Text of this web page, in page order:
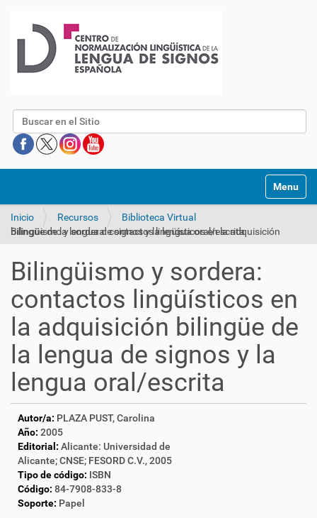
Buscar
Mostrar/
Inicio Recursos
Biblioteca Virtual
Bilingüismo y sordera: contactos lingüísticos en la adquisición bilingüe de la lengua de signos y la lengua oral/escrita
Bilingüismo y sordera:
contactos lingüísticos en
la adquisición bilingüe de
la lengua de signos y la
lengua oral/escrita
Autor/a: PLAZA PUST, Carolina
Año: 2005
Editorial: Alicante: Universidad de
Alicante; CNSE; FESORD C.V., 2005
Tipo de código: ISBN
Código: 84-7908-833-8
Soporte: Papel